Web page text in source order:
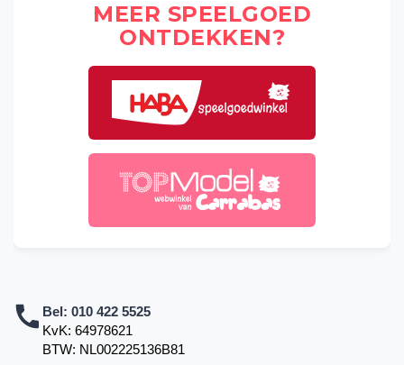
MEER SPEELGOED
ONTDEKKEN?
Bel: 010 422 5525
KvK: 64978621
BTW: NL002225136B81